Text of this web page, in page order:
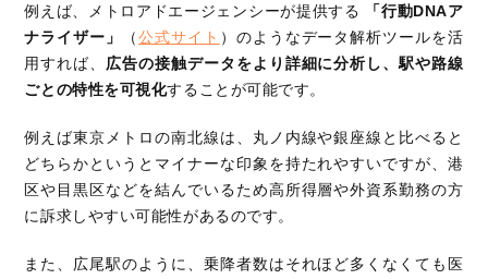
例えば、メトロアドエージェンシーが提供する
「行動DNAア
ナライザー」
（公式サイト ）のようなデータ解析ツールを活
用すれば、 広告の接触データをより詳細に分析し、駅や路線
ごとの特性を可視化することが可能です。
例えば東京メトロの南北線は、丸ノ内線や銀座線と比べると
どちらかというとマイナーな印象を持たれやすいですが、港
区や目黒区などを結んでいるため高所得層や外資系勤務の方
に訴求しやすい可能性があるのです。
また、広尾駅のように、乗降者数はそれほど多くなくても医